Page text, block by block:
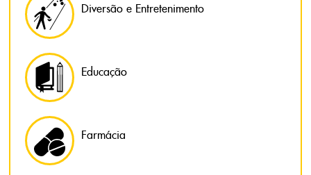
Diversão e Entretenimento
Educação
Farmácia